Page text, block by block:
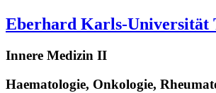
Eberhard Karls-Universität
Innere Medizin II
Haematologie, Onkologie,